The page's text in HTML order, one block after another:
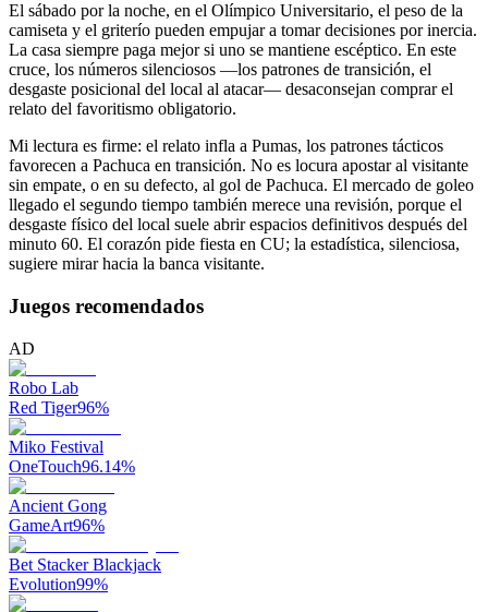
El sábado por la noche, en el Olímpico Universitario, el peso de la
camiseta y el griterío pueden empujar a tomar decisiones por inercia.
La casa siempre paga mejor si uno se mantiene escéptico. En este
cruce, los números silenciosos —los patrones de transición, el
desgaste posicional del local al atacar— desaconsejan comprar el
relato del favoritismo obligatorio.
Mi lectura es firme: el relato infla a Pumas, los patrones tácticos
favorecen a Pachuca en transición. No es locura apostar al visitante
sin empate, o en su defecto, al gol de Pachuca. El mercado de goleo
llegado el segundo tiempo también merece una revisión, porque el
desgaste físico del local suele abrir espacios definitivos después del
minuto 60. El corazón pide fiesta en CU; la estadística, silenciosa,
sugiere mirar hacia la banca visitante.
Juegos recomendados
AD
Robo Lab
Red Tiger96%
Miko Festival
OneTouch96.14%
Ancient Gong
GameArt96%
Bet Stacker Blackjack
Evolution99%